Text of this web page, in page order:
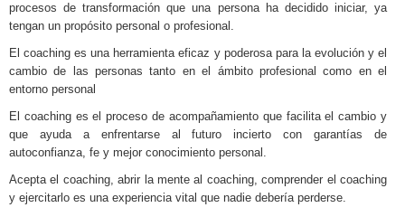
procesos de transformación que una persona ha decidido iniciar, ya
tengan un propósito personal o profesional.
El coaching es una herramienta eficaz y poderosa para la evolución y el
cambio de las personas tanto en el ámbito profesional como en el
entorno personal
El coaching es el proceso de acompañamiento que facilita el cambio y
que ayuda a enfrentarse al futuro incierto con garantías de
autoconfianza, fe y mejor conocimiento personal.
Acepta el coaching, abrir la mente al coaching, comprender el coaching
y ejercitarlo es una experiencia vital que nadie debería perderse.